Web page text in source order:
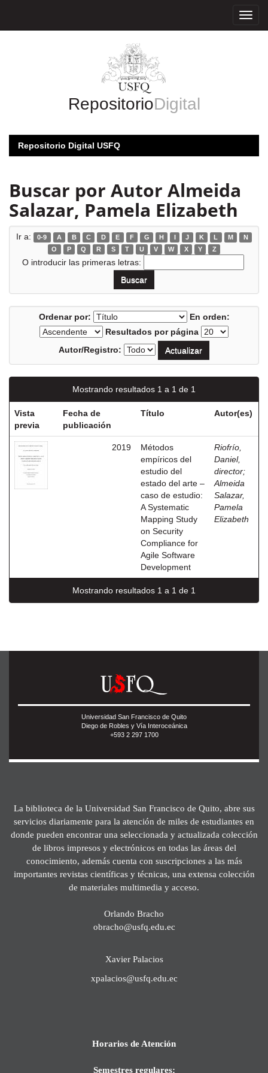
RepositorioDigital
Repositorio Digital USFQ
Buscar por Autor Almeida
Salazar, Pamela Elizabeth
Ir a: 0-9 A B C D E F G H I J K L M
N
O
P Q R S T U V W X Y Z
O introducir las primeras letras:
Ordenar por:
En orden:
Resultados por página
Autor/Registro:
Mostrando resultados 1 a 1 de 1
Vista
previa
Fecha de
publicación
Título Autor(es)
2019
Métodos
empíricos del
estudio del
estado del arte –
caso de estudio:
A Systematic
Mapping Study
on Security
Compliance for
Agile Software
Development
Riofrío,
Daniel,
director;
Almeida
Salazar,
Pamela
Elizabeth
Mostrando resultados 1 a 1 de 1
Universidad San Francisco de Quito
Diego de Robles y Vía Interoceánica
+593 2 297 1700
La biblioteca de la Universidad San Francisco de Quito, abre sus
servicios diariamente para la atención de miles de estudiantes en
donde pueden encontrar una seleccionada y actualizada colección
de libros impresos y electrónicos en todas las áreas del
conocimiento, además cuenta con suscripciones a las más
importantes revistas científicas y técnicas, una extensa colección
de materiales multimedia y acceso.
Orlando Bracho
obracho@usfq.edu.ec
Xavier Palacios
xpalacios@usfq.edu.ec
Horarios de Atención
Semestres regulares: